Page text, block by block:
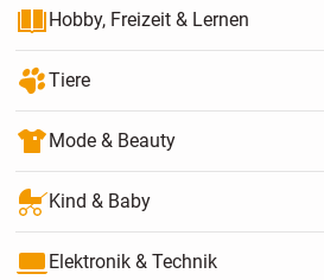
Hobby, Freizeit & Lernen
Tiere
Mode & Beauty
Kind & Baby
Elektronik & Technik